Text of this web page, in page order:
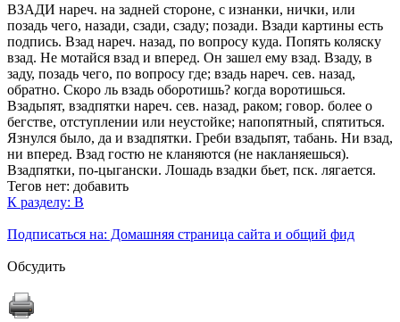
ВЗАДИ нареч. на задней стороне, с изнанки, нички, или
позадь чего, назади, сзади, сзаду; позади. Взади картины есть
подпись. Взад нареч. назад, по вопросу куда. Попять коляску
взад. Не мотайся взад и вперед. Он зашел ему взад. Взаду, в
заду, позадь чего, по вопросу где; взадь нареч. сев. назад,
обратно. Скоро ль взадь оборотишь? когда воротишься.
Взадьпят, взадпятки нареч. сев. назад, раком; говор. более о
бегстве, отступлении или неустойке; напопятный, спятиться.
Язнулся было, да и взадпятки. Греби взадьпят, табань. Ни взад,
ни вперед. Взад гостю не кланяются (не накланяешься).
Взадпятки, по-цыгански. Лошадь взадки бьет, пск. лягается.
Тегов нет: добавить
К разделу: В
Подписаться на: Домашняя страница сайта и общий фид
Обсудить